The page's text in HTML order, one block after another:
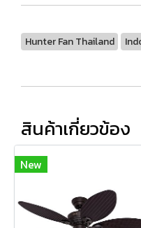
Hunter Fan Thailand
สินค้าเกี่ยวข้อง
New